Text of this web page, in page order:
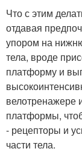
Что с этим
отдавая
упором на
тела, вроде
платформу и
велотренажере
платформы,
- рецепторы и
части тела.